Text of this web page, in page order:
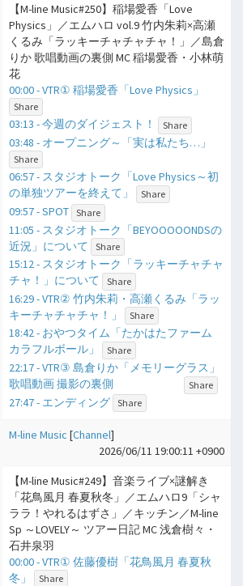
【M-line Music#250】稲場愛香「Love
Physics」／エムハロ vol.9 竹内朱莉×高瀬
くるみ「ラッキーチャチャチャ！」／島倉
りか 歌唱動画の裏側 MC 稲場愛香・小林萌
花
00:00 - VTR① 稲場愛香「Love Physics」
Share
03:13 - 今週のダイジェスト！ Share
03:48 - オープニング～「実は私たち…」
Share
06:57 - スタジオトーク「Love Physics～初
の単独ツアーを終えて」
Share
09:57 - SPOT Share
11:05 - スタジオトーク「BEYOOOOONDSの
近況」について
Share
15:12 - スタジオトーク「ラッキーチャチャ
チャ！」について
Share
16:29 - VTR② 竹内朱莉・高瀬くるみ「ラッ
キーチャチャチャ！」
Share
18:42 - おやつタイム「たかはたファーム
カラフルボール」
Share
22:17 - VTR③ 島倉りか「メモリーグラス」
歌唱動画 撮影の裏側
Share
27:47 - エンディング Share
M-line Music [Channel]
2026/06/11 19:00:11 +0900
【M-line Music#249】音楽ライブ×謎解き
「花鳥風月 春夏秋冬」／エムハロ9「シャ
ララ！やれるはずさ」／キッチン／M-line
Sp ～LOVELY～ ツアー日記 MC 浅倉樹々・
石井泉羽
00:00 - VTR① 佐藤優樹「花鳥風月 春夏秋
冬」
Share